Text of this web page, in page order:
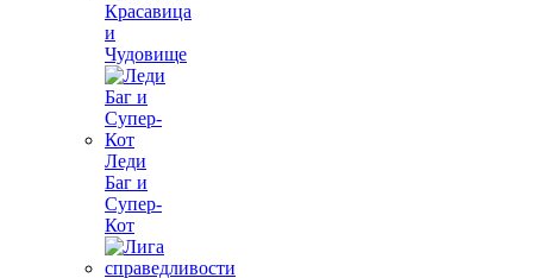
Красавица
и
Чудовище
Леди
Баг и
Супер-
Кот